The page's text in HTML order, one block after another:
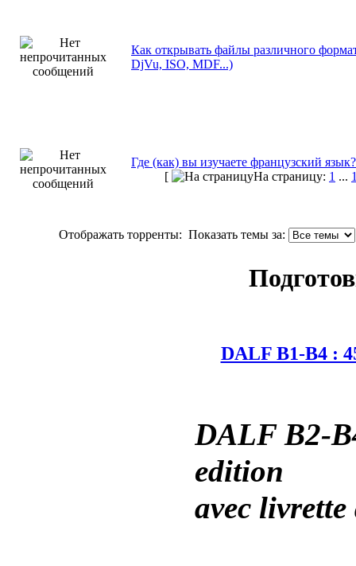
Как открывать файлы различного
DjVu, ISO, MDF...)
Где (как) вы изучаете французский язык?
[
На страницу: 1 ...
Отображать торренты: Показать темы за:
DALF B1-B4 :
DALF B2-
edition
avec